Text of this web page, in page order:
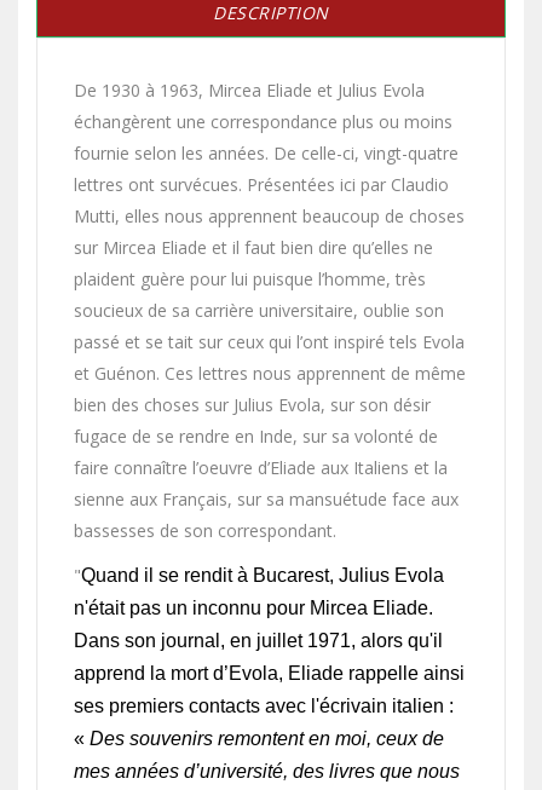
DESCRIPTION
De 1930 à 1963, Mircea Eliade et Julius Evola
échangèrent une correspondance plus ou moins
fournie selon les années. De celle-ci, vingt-quatre
lettres ont survécues. Présentées ici par Claudio
Mutti, elles nous apprennent beaucoup de choses
sur Mircea Eliade et il faut bien dire qu’elles ne
plaident guère pour lui puisque l’homme, très
soucieux de sa carrière universitaire, oublie son
passé et se tait sur ceux qui l’ont inspiré tels Evola
et Guénon. Ces lettres nous apprennent de même
bien des choses sur Julius Evola, sur son désir
fugace de se rendre en Inde, sur sa volonté de
faire connaître l’oeuvre d’Eliade aux Italiens et la
sienne aux Français, sur sa mansuétude face aux
bassesses de son correspondant.
"Quand il se rendit à Bucarest, Julius Evola
n'était pas un inconnu pour Mircea Eliade.
Dans son journal, en juillet 1971, alors qu'il
apprend la mort d’Evola, Eliade rappelle ainsi
ses premiers contacts avec l'écrivain italien :
« Des souvenirs remontent en moi, ceux de
mes années d’université, des livres que nous